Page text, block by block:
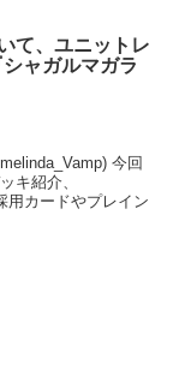
て、ユニットレ
ャガルマガラ
今回
キ紹介、
用カードやプレイン